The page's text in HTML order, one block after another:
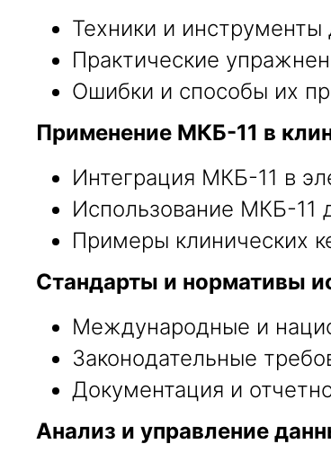
Техники и инструменты
Практические
Ошибки и способы их
Применение МКБ-11 в
Интеграция МКБ-11 в
Использование МКБ-11
Примеры клинических
Стандарты и нормативы
Международные и
Законодательные
Документация и
Анализ и управление